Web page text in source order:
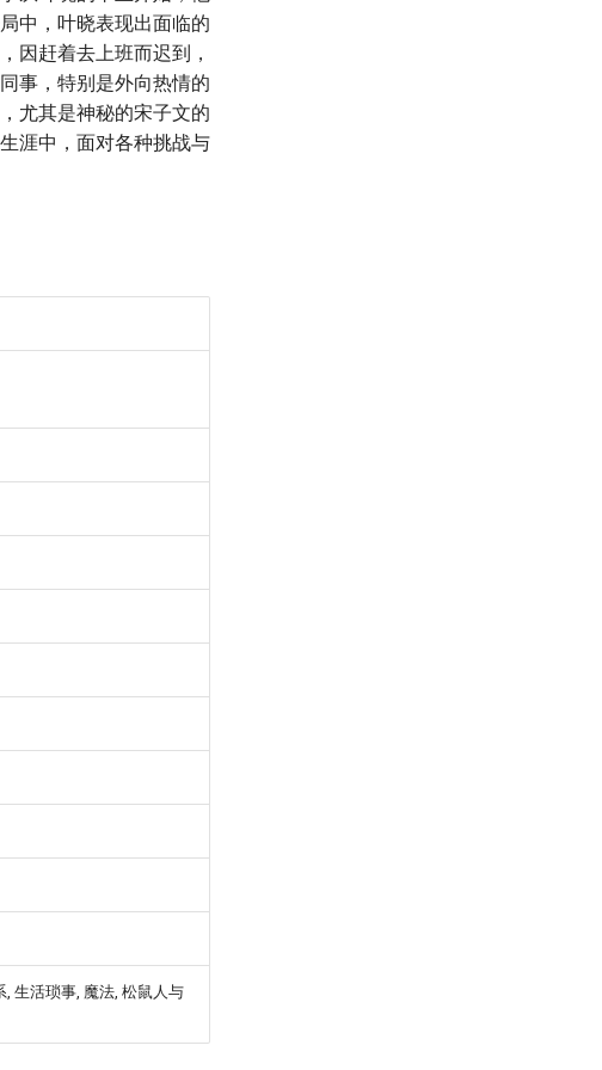
中，叶晓表现出面临的
因赶着去上班而迟到，
事，特别是外向热情的
尤其是神秘的宋子文的
涯中，面对各种挑战与
, 生活琐事, 魔法, 松鼠人与